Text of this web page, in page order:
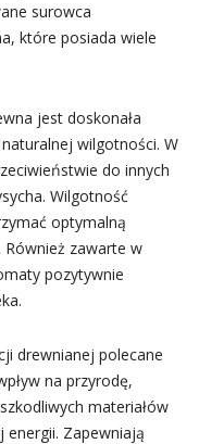
surowca
które posiada wiele
jest doskonała
wilgotności. W
do innych
Wilgotność
optymalną
zawarte w
pozytywnie
drewnianej polecane
na przyrodę,
materiałów
energii. Zapewniają